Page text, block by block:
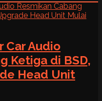
Car Audio
Ketiga di BSD,
Head Unit